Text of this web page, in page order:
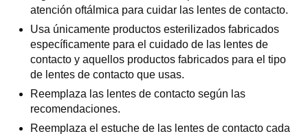
atención oftálmica para cuidar las lentes de contacto.
Usa únicamente productos esterilizados fabricados
específicamente para el cuidado de las lentes de
contacto y aquellos productos fabricados para el tipo
de lentes de contacto que usas.
Reemplaza las lentes de contacto según las
recomendaciones.
Reemplaza el estuche de las lentes de contacto cada